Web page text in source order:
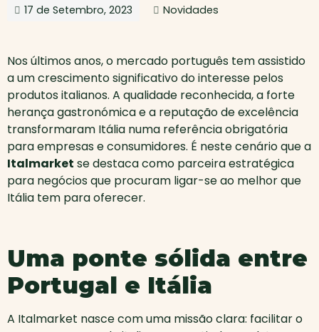
17 de Setembro, 2023 Novidades
Nos últimos anos, o mercado português tem assistido
a um crescimento significativo do interesse pelos
produtos italianos. A qualidade reconhecida, a forte
herança gastronómica e a reputação de excelência
transformaram Itália numa referência obrigatória
para empresas e consumidores. É neste cenário que a
Italmarket se destaca como parceira estratégica
para negócios que procuram ligar-se ao melhor que
Itália tem para oferecer.
Uma ponte sólida entre
Portugal e Itália
A Italmarket nasce com uma missão clara: facilitar o